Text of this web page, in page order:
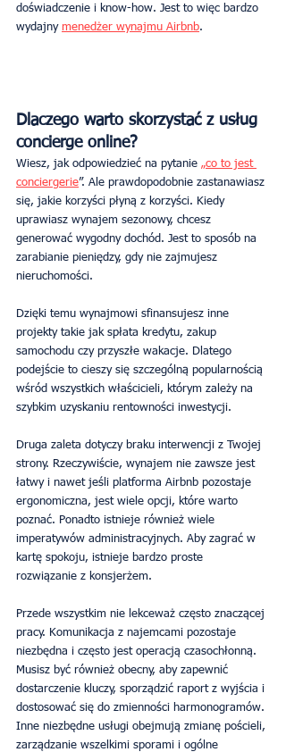
doświadczenie i know-how. Jest to więc bardzo
wydajny menedżer wynajmu Airbnb.
Dlaczego warto skorzystać z usług
concierge online?
Wiesz, jak odpowiedzieć na pytanie „co to jest
conciergerie”. Ale prawdopodobnie zastanawiasz
się, jakie korzyści płyną z korzyści. Kiedy
uprawiasz wynajem sezonowy, chcesz
generować wygodny dochód. Jest to sposób na
zarabianie pieniędzy, gdy nie zajmujesz
nieruchomości.
Dzięki temu wynajmowi sfinansujesz inne
projekty takie jak spłata kredytu, zakup
samochodu czy przyszłe wakacje. Dlatego
podejście to cieszy się szczególną popularnością
wśród wszystkich właścicieli, którym zależy na
szybkim uzyskaniu rentowności inwestycji.
Druga zaleta dotyczy braku interwencji z Twojej
strony. Rzeczywiście, wynajem nie zawsze jest
łatwy i nawet jeśli platforma Airbnb pozostaje
ergonomiczna, jest wiele opcji, które warto
poznać. Ponadto istnieje również wiele
imperatywów administracyjnych. Aby zagrać w
kartę spokoju, istnieje bardzo proste
rozwiązanie z konsjerżem.
Przede wszystkim nie lekceważ często znaczącej
pracy. Komunikacja z najemcami pozostaje
niezbędna i często jest operacją czasochłonną.
Musisz być również obecny, aby zapewnić
dostarczenie kluczy, sporządzić raport z wyjścia i
dostosować się do zmienności harmonogramów.
Inne niezbędne usługi obejmują zmianę pościeli,
zarządzanie wszelkimi sporami i ogólne